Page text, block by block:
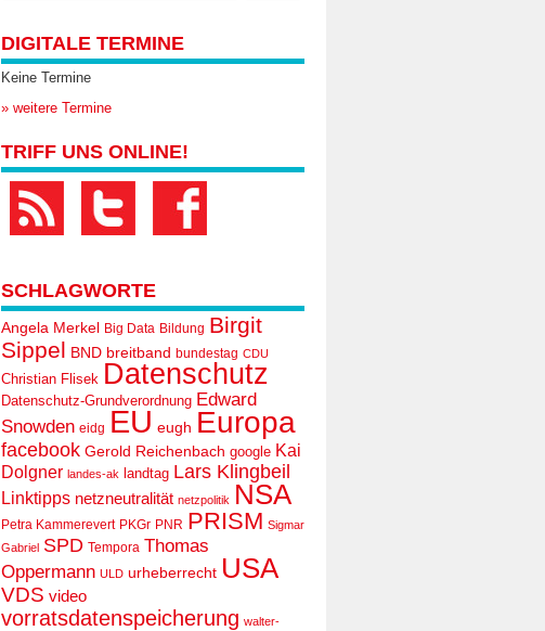
DIGITALE TERMINE
Keine Termine
» weitere Termine
TRIFF UNS ONLINE!
SCHLAGWORTE
Angela Merkel Big Data Bildung Birgit
Sippel BND breitband bundestag CDU
Christian Flisek Datenschutz
Datenschutz-Grundverordnung Edward
Snowden eidg EU eugh Europa
facebook Gerold Reichenbach google Kai
Dolgner landes-ak landtag Lars Klingbeil
Linktipps netzneutralität netzpolitik NSA
Petra Kammerevert PKGr PNR PRISM Sigmar
Gabriel SPD Tempora Thomas
Oppermann ULD urheberrecht USA
VDS video
vorratsdatenspeicherung walter-